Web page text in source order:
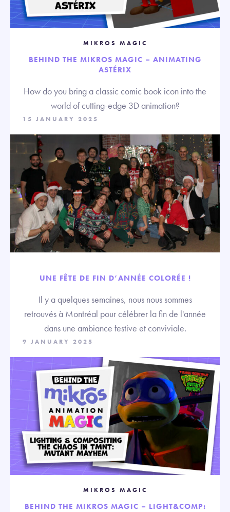
MIKROS MAGIC
BEHIND THE MIKROS MAGIC – ANIMATING
ASTÉRIX
How do you bring a classic comic book icon into the
world of cutting-edge 3D animation?
15 JANUARY 2025
UNE FÊTE DE FIN D’ANNÉE COLORÉE !
Il y a quelques semaines, nous nous sommes
retrouvés à Montréal pour célébrer la fin de l'année
dans une ambiance festive et conviviale.
9 JANUARY 2025
MIKROS MAGIC
BEHIND THE MIKROS MAGIC – LIGHT&COMP: